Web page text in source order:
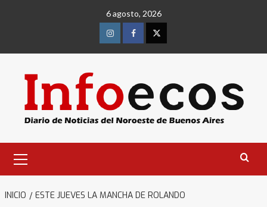
6 agosto, 2026
InstagramFacebookTwitter
primario
INICIO ESTE JUEVES LA MANCHA DE ROLANDO